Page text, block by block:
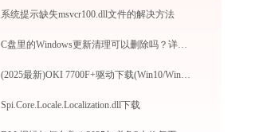
系统提示缺失msvcr100.dll文件的解决方法
C盘里的Windows更新清理可以删除吗？详解与注意事项
(2025最新)OKI 7700F+驱动下载(Win10/Win11)及图文安装教程
Spi.Core.Locale.Localization.dll下载